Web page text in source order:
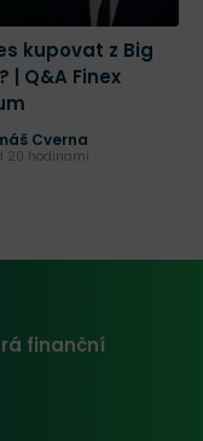
kupovat z Big
| Q&A Finex
Cverna
20 hodinami
finanční